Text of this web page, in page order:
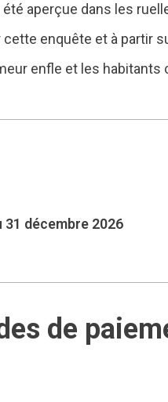
aperçue dans les
enquête et à partir
enfle et les habitants
31 décembre 2026
de